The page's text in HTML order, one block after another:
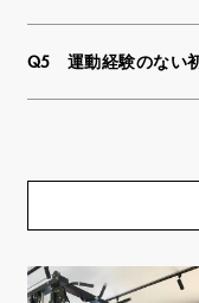
運動経験のない